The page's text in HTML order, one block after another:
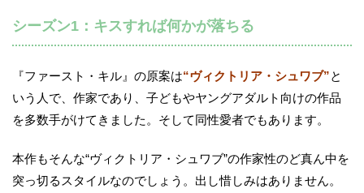
シーズン1：キスすれば何かが落ちる
『ファースト・キル』の原案は“ヴィクトリア・シュワブ”と
いう人で、作家であり、子どもやヤングアダルト向けの作品
を多数手がけてきました。そして同性愛者でもあります。
本作もそんな“ヴィクトリア・シュワブ”の作家性のど真ん中を
突っ切るスタイルなのでしょう。出し惜しみはありません。